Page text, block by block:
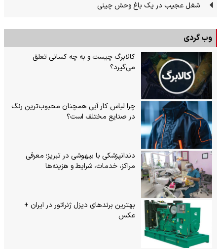
شغل عجیب در یک باغ وحش چینی
وب گردی
کالابرگ چیست و به چه کسانی تعلق
می‌گیرد؟
چرا لباس کار آبی همچنان محبوب‌ترین رنگ
در صنایع مختلف است؟
دندانپزشکی با بیهوشی در تبریز؛ معرفی
مراکز، خدمات، شرایط و هزینه‌ها
بهترین برندهای دیزل ژنراتور در ایران +
عکس